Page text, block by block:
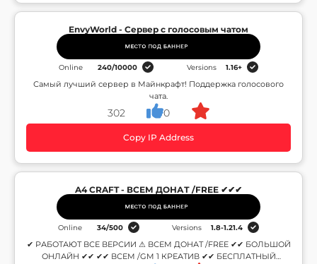
EnvyWorld - Сервер с голосовым чатом
Online 240/10000 Versions 1.16+
Самый лучший сервер в Майнкрафт! Поддержка голосового
чата.
302 0
Copy IP Address
A4 CRAFT - ВСЕМ ДОНАТ /FREE ✔✔✔
Online 34/500 Versions 1.8-1.21.4
✔ РАБОТАЮТ ВСЕ ВЕРСИИ ⚠ ВСЕМ ДОНАТ /FREE ✔✔ БОЛЬШОЙ
ОНЛАЙН ✔✔ ✔✔ ВСЕМ /GM 1 КРЕАТИВ ✔✔ БЕСПЛАТНЫЙ